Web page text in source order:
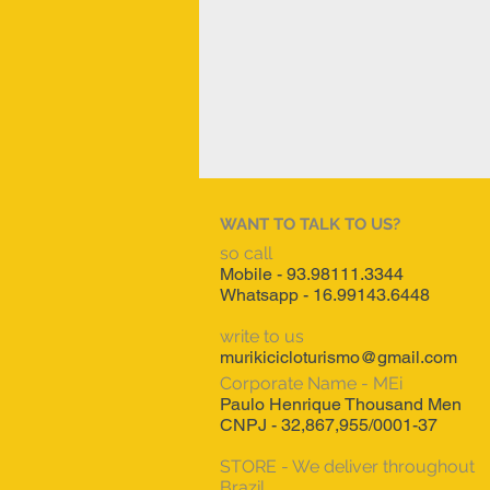
WANT TO TALK TO US?
so call
Mobile - 93.98111.3344
Whatsapp - 16.99143.6448
write to us
murikicicloturismo@gmail.com
Corporate Name - MEi
Paulo Henrique Thousand Men
CNPJ - 32,867,955/0001-37
STORE - We deliver throughout